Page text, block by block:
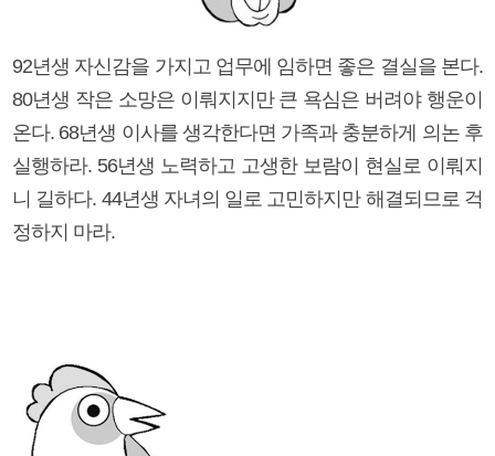
92년생 자신감을 가지고 업무에 임하면 좋은 결실을 본다.
80년생 작은 소망은 이뤄지지만 큰 욕심은 버려야 행운이
온다. 68년생 이사를 생각한다면 가족과 충분하게 의논 후
실행하라. 56년생 노력하고 고생한 보람이 현실로 이뤄지
니 길하다. 44년생 자녀의 일로 고민하지만 해결되므로 걱
정하지 마라.